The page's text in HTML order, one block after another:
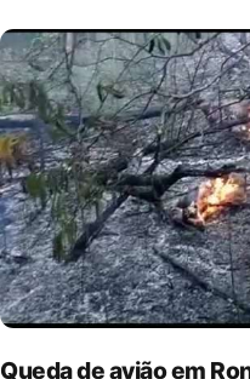
Queda de avião em